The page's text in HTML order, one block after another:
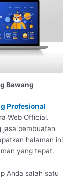
Bawang
Profesional
Web Official.
jasa pembuatan
halaman ini
yang tepat.
Anda salah satu